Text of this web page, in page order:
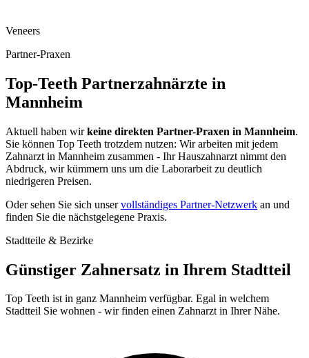
Veneers
Partner-Praxen
Top-Teeth Partnerzahnärzte in
Mannheim
Aktuell haben wirkeine direkten Partner-Praxen in Mannheim.
Sie können Top Teeth trotzdem nutzen: Wir arbeiten mit jedem
Zahnarzt in Mannheim zusammen - Ihr Hauszahnarzt nimmt den
Abdruck, wir kümmern uns um die Laborarbeit zu deutlich
niedrigeren Preisen.
Oder sehen Sie sich unservollständiges Partner-Netzwerk an und
finden Sie die nächstgelegene Praxis.
Stadtteile & Bezirke
Günstiger Zahnersatz in Ihrem Stadtteil
Top Teeth ist in ganz Mannheim verfügbar. Egal in welchem
Stadtteil Sie wohnen - wir finden einen Zahnarzt in Ihrer Nähe.